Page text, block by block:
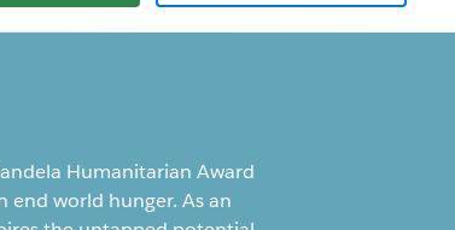
Humanitarian Award
end world hunger. As an